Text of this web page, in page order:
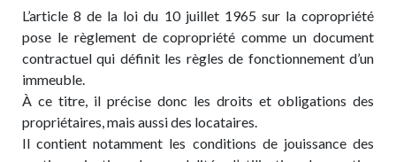
L’article 8 de la loi du 10 juillet 1965 sur la copropriété
pose le règlement de copropriété comme un document
contractuel qui définit les règles de fonctionnement d’un
immeuble.
À ce titre, il précise donc les droits et obligations des
propriétaires, mais aussi des locataires.
Il contient notamment les conditions de jouissance des